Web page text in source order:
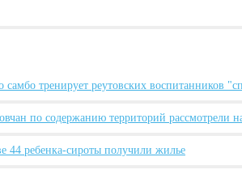
самбо тренирует реутовских воспитанников
по содержанию территорий рассмотрели
44 ребенка-сироты получили жилье